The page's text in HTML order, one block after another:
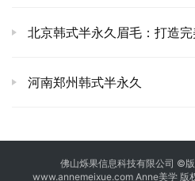
北京韩式半永久眉毛：打造
河南郑州韩式半永久
佛山烁果信息科技有限公司 ©
www.annemeixue.com Anne美学 版